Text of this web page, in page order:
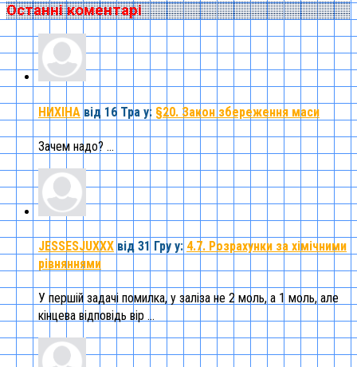
Останні коментарі
НИХІНА від 16 Тра у: §20. Закон збереження маси
Зачем надо? ...
JESSESJUXXX від 31 Гру у: 4.7. Розрахунки за хімічними
рівняннями
У першій задачі помилка, у заліза не 2 моль, а 1 моль, але
кінцева відповідь вір ...